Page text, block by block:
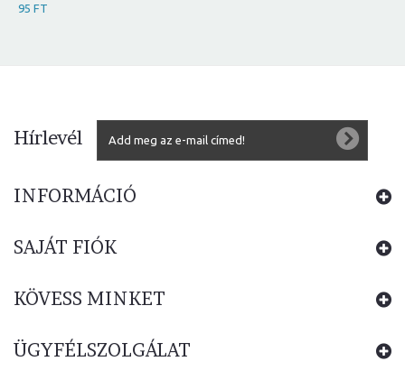
95 FT
Hírlevél
INFORMÁCIÓ
SAJÁT FIÓK
KÖVESS MINKET
ÜGYFÉLSZOLGÁLAT